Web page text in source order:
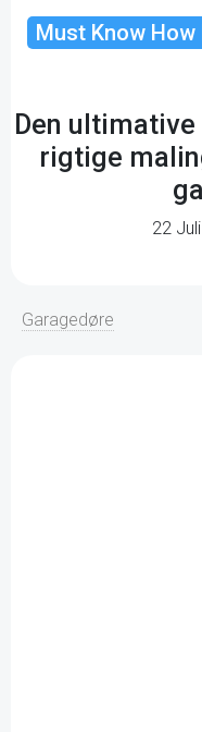
Must Know How
Den
rigtige
22
Garagedøre